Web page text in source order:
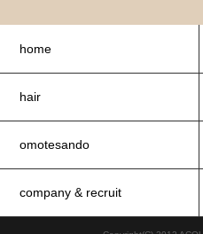
home
hair
omotesando
company & recruit